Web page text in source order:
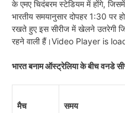
के एमए चिदंबरम स्टेडियम में होंगे,
भारतीय समयानुसार दोपहर 1:30 पर
रखते हुए इस सीरीज में खेलने उतरेगी
रहने वाली हैं।Video Player is
भारत बनाम ऑस्ट्रेलिया के बीच वनडे
मैच समय